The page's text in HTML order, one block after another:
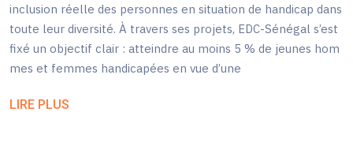
inclusion réelle des personnes en situation de handicap dans
toute leur diversité. À travers ses projets, EDC-Sénégal s’est
fixé un objectif clair : atteindre au moins 5 % de jeunes hom
mes et femmes handicapées en vue d’une
LIRE PLUS